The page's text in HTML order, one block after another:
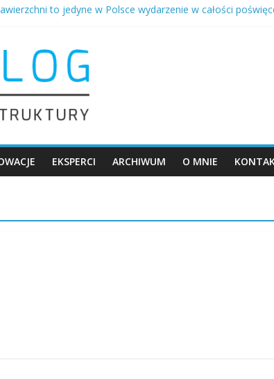
to jedyne w Polsce wydarzenie w całości
budują drogi z betonu …
dróg samorządowych i DOBRYCH
EKSPERCI ARCHIWUM O MNIE